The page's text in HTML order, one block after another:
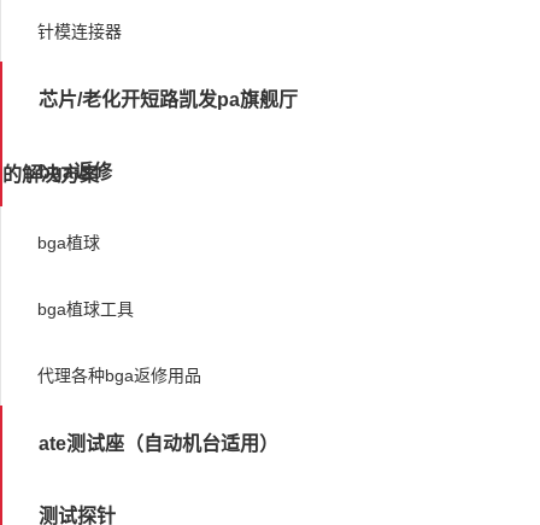
针模连接器
芯片/老化开短路凯发pa旗舰厅
的解决方案
bga返修
bga植球
bga植球工具
代理各种bga返修用品
ate测试座（自动机台适用）
测试探针